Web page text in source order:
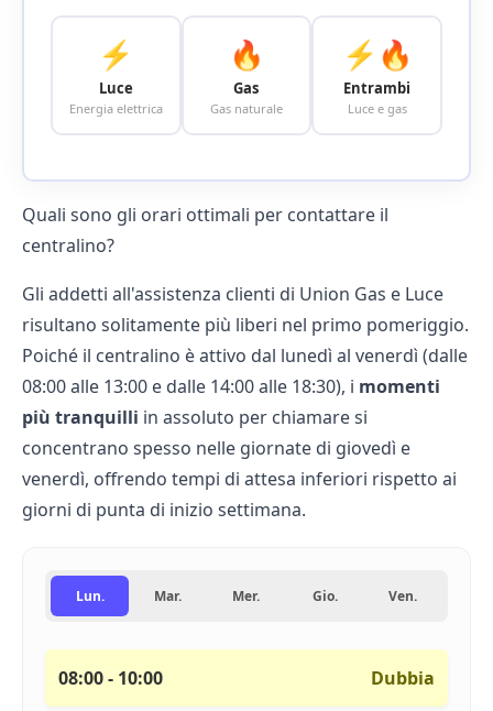
⚡
Luce
Energia elettrica
🔥
Gas
Gas naturale
⚡🔥
Entrambi
Luce e gas
Quali sono gli orari ottimali per contattare il
centralino?
Gli addetti all'assistenza clienti di Union Gas e Luce
risultano solitamente più liberi nel primo pomeriggio.
Poiché il centralino è attivo dal lunedì al venerdì (dalle
08:00 alle 13:00 e dalle 14:00 alle 18:30), i momenti
più tranquilli in assoluto per chiamare si
concentrano spesso nelle giornate di giovedì e
venerdì, offrendo tempi di attesa inferiori rispetto ai
giorni di punta di inizio settimana.
Lun. Mar. Mer. Gio. Ven.
08:00 - 10:00 Dubbia